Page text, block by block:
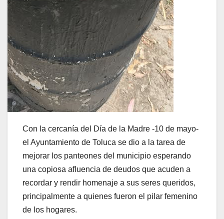
Con la cercanía del Día de la Madre -10 de mayo-
el Ayuntamiento de Toluca se dio a la tarea de
mejorar los panteones del municipio esperando
una copiosa afluencia de deudos que acuden a
recordar y rendir homenaje a sus seres queridos,
principalmente a quienes fueron el pilar femenino
de los hogares.